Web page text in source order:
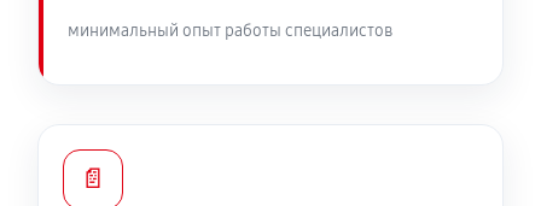
минимальный опыт работы специалистов
📄